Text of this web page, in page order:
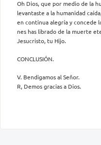
Oh Dios, que por medio de la
levantaste a la humanidad
en continua alegría y concede
nes has librado de la muerte
Jesucristo, tu Hijo.
CONCLUSIÓN.
V. Bendigamos al Señor.
R, Demos gracias a Dios.